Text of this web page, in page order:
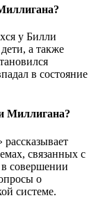
у Билли
а также
в состояние
Миллигана?
связанных с
совершении
о
системе.